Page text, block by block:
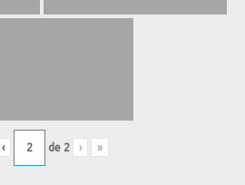
‹ de 2 › »